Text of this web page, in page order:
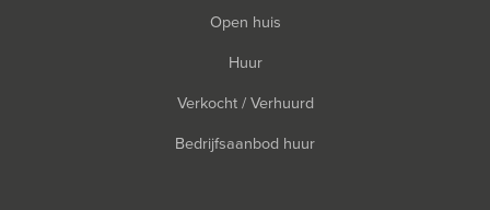
Open huis
Huur
Verkocht / Verhuurd
Bedrijfsaanbod huur